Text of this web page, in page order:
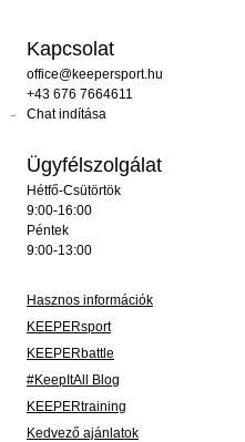
Kapcsolat
office@keepersport.hu
+43 676 7664611
Chat indítása
Ügyfélszolgálat
Hétfő-Csütörtök
9:00-16:00
Péntek
9:00-13:00
Hasznos információk
KEEPERsport
KEEPERbattle
#KeepItAll Blog
KEEPERtraining
Kedvező ajánlatok